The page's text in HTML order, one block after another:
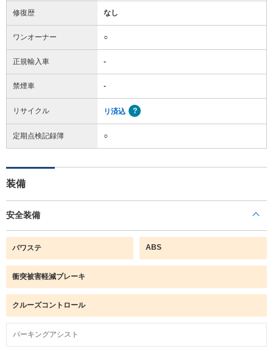
修復歴 なし
ワンオーナー ○
正規輸入車 -
禁煙車 -
リサイクル リ済込
定期点検記録簿 ○
装備
安全装備
パワステ ABS
衝突被害軽減ブレーキ
クルーズコントロール
パーキングアシスト